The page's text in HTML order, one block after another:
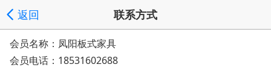
返回 联系方式
会员名称：凤阳板式家具
会员电话： 18531602688